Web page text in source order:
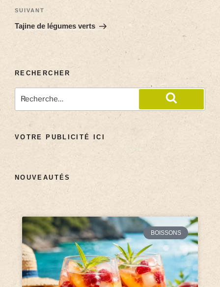
SUIVANT
Tajine de légumes verts
RECHERCHER
VOTRE PUBLICITÉ ICI
NOUVEAUTÉS
BOISSONS